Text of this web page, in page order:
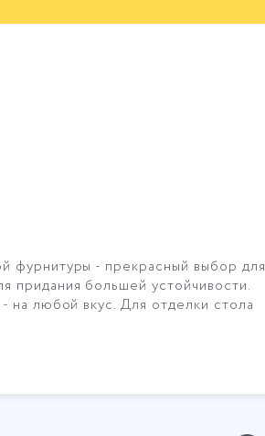
фурнитуры - прекрасный выбор для
придания большей устойчивости.
на любой вкус. Для отделки стола